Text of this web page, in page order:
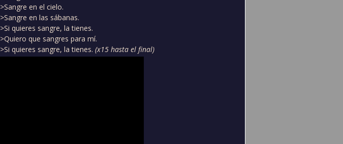
>Sangre en el cielo.
>Sangre en las sábanas.
>Si quieres sangre, la tienes.
>Quiero que sangres para mí.
>Si quieres sangre, la tienes. (x15 hasta el final)